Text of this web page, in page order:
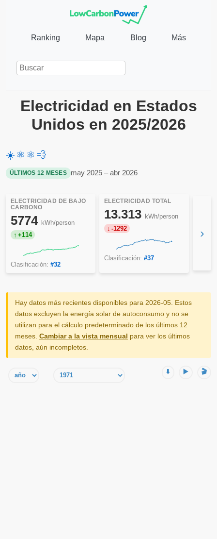
Ranking Mapa Blog Más
Electricidad en Estados
Unidos en 2025/2026
☀️ ⚛️ ⚛️ 💨
ÚLTIMOS 12 MESES may 2025 – abr 2026
ELECTRICIDAD DE BAJO
CARBONO
5774 kWh/person
+114
Clasificación: #32
ELECTRICIDAD TOTAL
13.313 kWh/person
-1292
Clasificación: #37
›
Hay datos más recientes disponibles para 2026-05. Estos
datos excluyen la energía solar de autoconsumo y no se
utilizan para el cálculo predeterminado de los últimos 12
meses. Cambiar a la vista mensual para ver los últimos
datos, aún incompletos.
⬇️ ▶️ 🎬